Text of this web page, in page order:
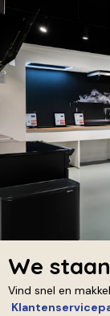
We
Vind snel en